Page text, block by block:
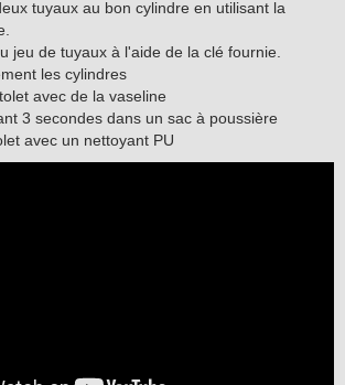
tuyaux au bon cylindre en utilisant la
jeu de tuyaux à l'aide de la clé fournie.
les cylindres
avec de la vaseline
3 secondes dans un sac à poussière
avec un nettoyant PU